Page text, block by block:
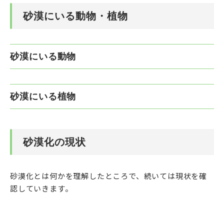
砂漠にいる動物・植物
砂漠にいる動物
砂漠にいる植物
砂漠化の現状
砂漠化とは何かを理解したところで、続いては現状を確
認していきます。